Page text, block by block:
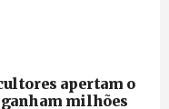
apertam o
milhões